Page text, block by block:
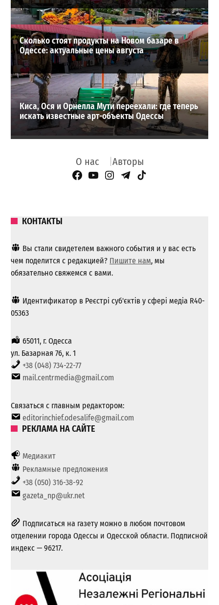
Сколько стоят продукты на Новом базаре в
Одессе: актуальные цены августа
Киса, Ося и Орнелла Мути переехали: где теперь
искать известные арт-объекты Одессы
О нас Авторы
Facebook Page
YouTube
Instagram
Telegram
TikTok
КОНТАКТЫ
Вы стали свидетелем важного события и у вас есть
чем поделится с редакцией? Пишите нам, мы
обязательно свяжемся с вами.
Идентификатор в Реєстрі суб'єктів у сфері медіа R40-
05363
65011, г. Одесса
ул. Базарная 76, к. 1
+38 (048) 734-22-77
mail.centrmedia@gmail.com
Связаться с главным редактором:
editorinchief.odesalife@gmail.com
РЕКЛАМА НА САЙТЕ
Медиакит
Рекламные предложения
+38 (050) 316-38-92
gazeta_np@ukr.net
Подписаться на газету можно в любом почтовом
отделении города Одессы и Одесской области. Подписной
индекс — 96217.